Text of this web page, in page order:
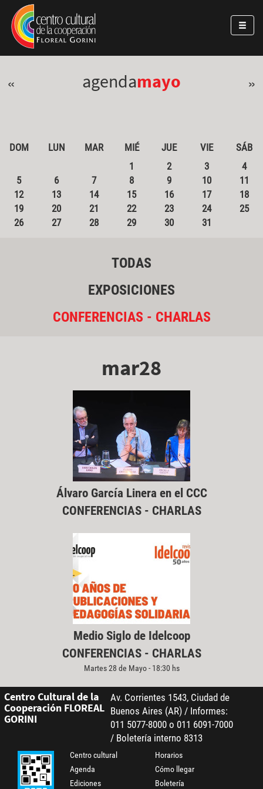
Pasar al contenido principal
Jump to main content
« agendamayo »
DOM LUN MAR MIÉ JUE VIE
SÁB
1
2 3
4
5
6 7 8 9 10
11
12
13 14 15 16 17
18
19
20 21 22 23 24
25
26
27 28 29 30 31
TODAS
EXPOSICIONES
CONFERENCIAS - CHARLAS
mar28
Álvaro García Linera en el CCC
CONFERENCIAS - CHARLAS
Medio Siglo de Idelcoop
CONFERENCIAS - CHARLAS
Martes 28 de Mayo - 18:30 hs
Centro Cultural de la
Cooperación FLOREAL
GORINI
Av. Corrientes 1543, Ciudad de
Buenos Aires (AR) / Informes:
011 5077-8000 o 011 6091-7000
/ Boletería interno 8313
Centro cultural
Agenda
Ediciones
Horarios
Cómo llegar
Boletería